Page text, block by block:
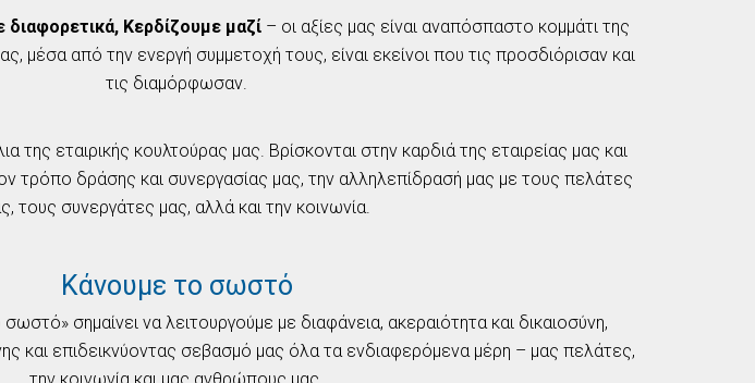
Κερδίζουμε μαζί – οι αξίες μας είναι αναπόσπαστο κομμάτι της
μέσα από την ενεργή συμμετοχή τους, είναι εκείνοι που τις προσδιόρισαν και
τις διαμόρφωσαν.
της εταιρικής κουλτούρας μας. Βρίσκονται στην καρδιά της εταιρείας μας και
τρόπο δράσης και συνεργασίας μας, την αλληλεπίδρασή μας με τους πελάτες
τους συνεργάτες μας, αλλά και την κοινωνία.
Κάνουμε το σωστό
σημαίνει να λειτουργούμε με διαφάνεια, ακεραιότητα και δικαιοσύνη,
και επιδεικνύοντας σεβασμό μας όλα τα ενδιαφερόμενα μέρη – μας πελάτες,